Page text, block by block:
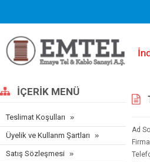
İÇERIK MENÜ
Teslimat Koşulları
Üyelik ve Kullanm Şartları
Satış Sözleşmesi
Ad